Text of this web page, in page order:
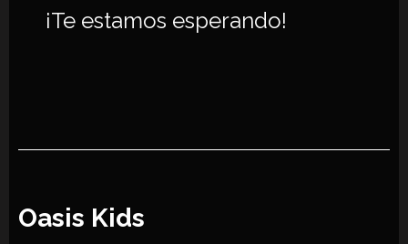
¡Te estamos esperando!
Oasis Kids